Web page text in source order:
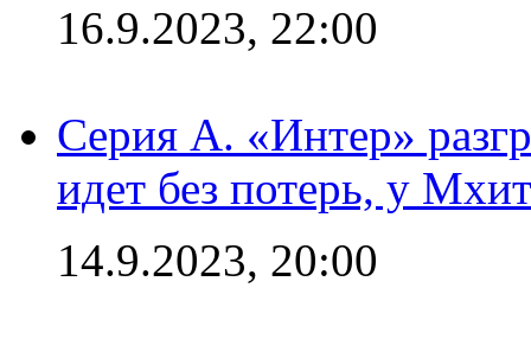
16.9.2023, 22:00
Серия А. «Интер»
идет без потерь, у
14.9.2023, 20:00